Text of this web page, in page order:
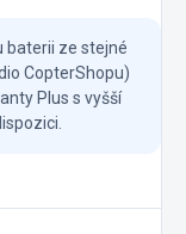
baterii ze stejné
CopterShopu)
Plus s vyšší